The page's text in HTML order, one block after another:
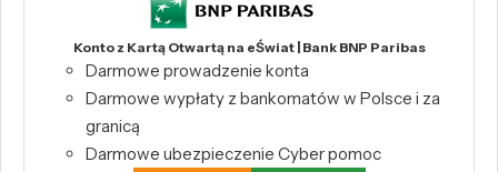
Konto z Kartą Otwartą na eŚwiat | Bank BNP Paribas
Darmowe prowadzenie konta
Darmowe wypłaty z bankomatów w Polsce i za
granicą
Darmowe ubezpieczenie Cyber pomoc